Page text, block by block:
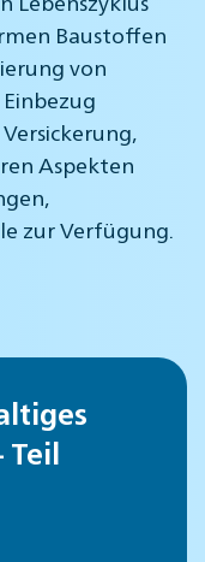
Baustoffen
von
Aspekten
zur Verfügung.
Teil